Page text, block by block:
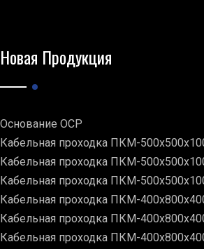
Новая Продукция
Основание ОСР
Кабельная проходка ПКМ-
Кабельная проходка ПКМ-
Кабельная проходка ПКМ-
Кабельная проходка ПКМ-
Кабельная проходка ПКМ-
Кабельная проходка ПКМ-